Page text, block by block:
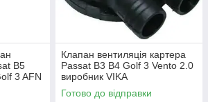
B5
3 AFN
AHB
Клапан вентиляція картера
Passat B3 B4 Golf 3 Vento 2.0
виробник VIKA
Готово до відправки